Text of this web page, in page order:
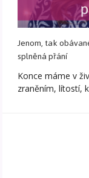
Jenom, tak
splněná přání
Konce máme v
zraněním, lítostí,